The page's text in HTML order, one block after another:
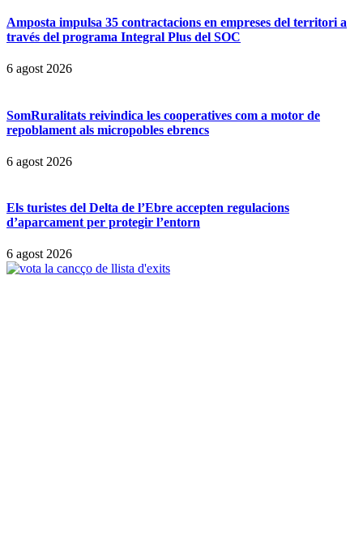
Amposta impulsa 35 contractacions en empreses del territori a
través del programa Integral Plus del SOC
6 agost 2026
SomRuralitats reivindica les cooperatives com a motor de
repoblament als micropobles ebrencs
6 agost 2026
Els turistes del Delta de l’Ebre accepten regulacions
d’aparcament per protegir l’entorn
6 agost 2026